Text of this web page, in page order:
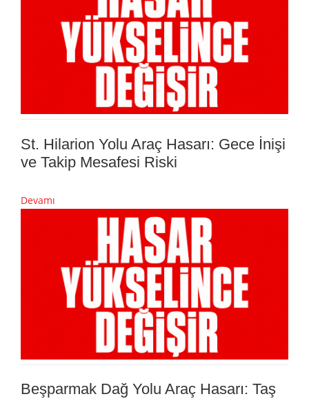
St. Hilarion Yolu Araç Hasarı: Gece İnişi
ve Takip Mesafesi Riski
Devamı
Beşparmak Dağ Yolu Araç Hasarı: Taş